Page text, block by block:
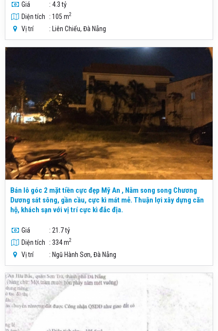
Giá
: 4.3 tỷ
Diện tích
: 105 m2
Vị trí : Liên Chiểu, Đà Nẵng
Bán lô góc 2 mặt tiền cực đẹp Mỹ An , Nằm song song Chương
Dương sát sông, gần cầu, cực kì mát mẻ. Thuận lợi xây dựng căn
hộ, khách sạn với vị trí cực kì đắc địa.
Giá
: 21.7 tỷ
Diện tích
: 334 m2
Vị trí : Ngũ Hành Sơn, Đà Nẵng